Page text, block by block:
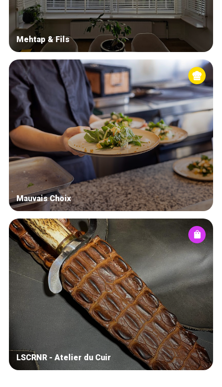
Mehtap & Fils
Mauvais Choix
LSCRNR - Atelier du Cuir